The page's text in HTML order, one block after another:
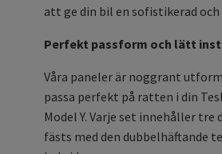
att ge din bil en sofistikerad
Perfekt passform och lätt
Våra paneler är noggrant
passa perfekt på ratten i din
Model Y. Varje set innehåller tre
fästs med den dubbelhäftande